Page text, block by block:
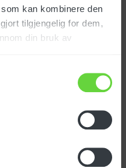
kan kombinere den
tilgjengelig for dem,
din bruk av
spollans 700mm
LCPR40087
1/4-